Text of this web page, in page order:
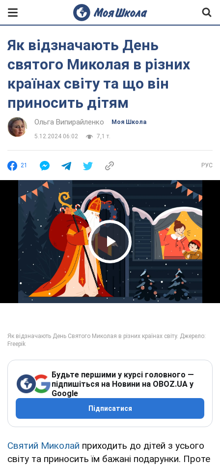
Як відзначають День
святого Миколая в різних
країнах світу та що він
приносить дітям
Ольга Випирайленко Моя Школа
5.12.2024 06:02 7,1 т.
21 РУС
Play Video
Будьте першими у курсі головного —
підпишіться на Новини на OBOZ.UA у
Google
Підписатися
Святий Миколай приходить до дітей з усього
світу та приносить їм бажані подарунки. Проте